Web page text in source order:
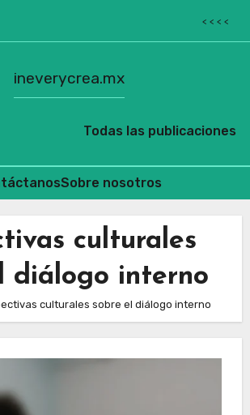
< < < <
ineverycrea.mx
Todas las publicaciones
Sobre nosotros
culturales
diálogo interno
culturales sobre el diálogo interno